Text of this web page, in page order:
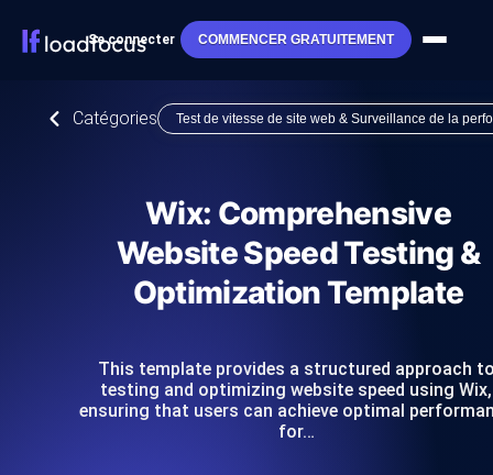
Se connecter COMMENCER GRATUITEMENT
Catégories Test de vitesse de site web & Surveillance de la
Wix: Comprehensive
Website Speed Testing &
Optimization Template
This template provides a structured approach
testing and optimizing website speed using Wix,
ensuring that users can achieve optimal
for…